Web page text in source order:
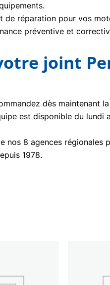
réparation pour vos
préventive et
joint
dès maintenant
est disponible du
nos 8 agences
1978.